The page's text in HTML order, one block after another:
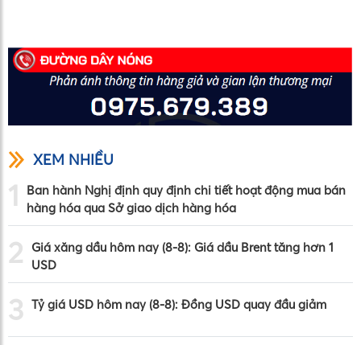
XEM NHIỀU
1
Ban hành Nghị định quy định chi tiết hoạt động mua bán
hàng hóa qua Sở giao dịch hàng hóa
2
Giá xăng dầu hôm nay (8-8): Giá dầu Brent tăng hơn 1
USD
3 Tỷ giá USD hôm nay (8-8): Đồng USD quay đầu giảm